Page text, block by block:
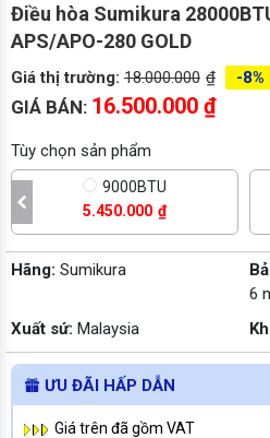
Điều hòa Sumikura
APS/APO-280 GOLD
Giá thị trường: 18.000.000 ₫ -8%
GIÁ BÁN: 16.500.000 ₫
Tùy chọn sản phẩm
9000BTU
5.450.000 ₫
Hãng: Sumikura
6
Xuất sứ: Malaysia
ƯU ĐÃI HẤP DẪN
Giá trên đã gồm VAT